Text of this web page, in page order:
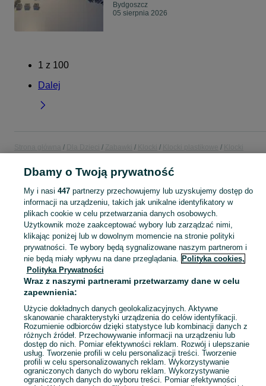
Bydgoszcz
05 sierpnia 2026
1 z 100
Dalej
Strona główna Zabawki Klocki plastikowe
KATEGORIA
domek ogrodowy dla dzieci,basen z kulkami,zabawki ogrodowe
Mapa kategorii
Mapa miejscowości
Mapa ministron
Popularne wyszukiwania
Dbamy o Twoją prywatność
My i nasi 447partnerzy przechowujemy lub uzyskujemy dostęp do
informacji na urządzeniu, takich jak unikalne identyfikatory w
plikach cookie w celu przetwarzania danych osobowych.
Użytkownik może zaakceptować wybory lub zarządzać nimi,
klikając poniżej lub w dowolnym momencie na stronie polityki
prywatności. Te wybory będą sygnalizowane naszym partnerom i
nie będą miały wpływu na dane przeglądania. Polityka cookies,
Polityka Prywatności
Wraz z naszymi partnerami przetwarzamy dane w celu
zapewnienia:
Użycie dokładnych danych geolokalizacyjnych. Aktywne
skanowanie charakterystyki urządzenia do celów identyfikacji.
Rozumienie odbiorców dzięki statystyce lub kombinacji danych z
różnych źródeł. Przechowywanie informacji na urządzeniu lub
dostęp do nich. Pomiar efektywności reklam. Rozwój i ulepszanie
usług. Tworzenie profili w celu personalizacji treści. Tworzenie
profili w celu spersonalizowanych reklam. Wykorzystywanie
ograniczonych danych do wyboru reklam. Wykorzystywanie
ograniczonych danych do wyboru treści. Pomiar efektywności